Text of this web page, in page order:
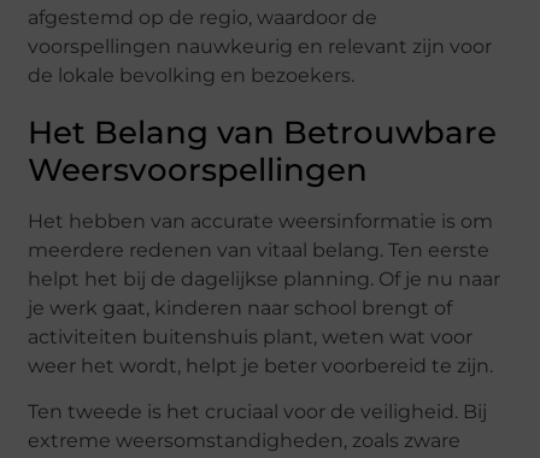
afgestemd op de regio, waardoor de
voorspellingen nauwkeurig en relevant zijn voor
de lokale bevolking en bezoekers.
Het Belang van Betrouwbare
Weersvoorspellingen
Het hebben van accurate weersinformatie is om
meerdere redenen van vitaal belang. Ten eerste
helpt het bij de dagelijkse planning. Of je nu naar
je werk gaat, kinderen naar school brengt of
activiteiten buitenshuis plant, weten wat voor
weer het wordt, helpt je beter voorbereid te zijn.
Ten tweede is het cruciaal voor de veiligheid. Bij
extreme weersomstandigheden, zoals zware